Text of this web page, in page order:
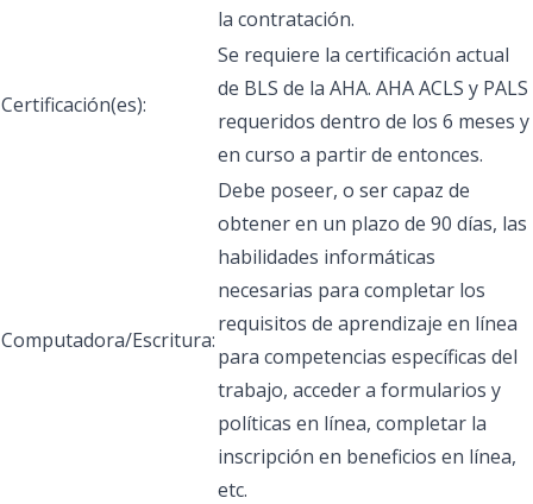
la contratación.
Certificación(es):
Se requiere la certificación actual
de BLS de la AHA. AHA ACLS y PALS
requeridos dentro de los 6 meses y
en curso a partir de entonces.
Computadora/Escritura:
Debe poseer, o ser capaz de
obtener en un plazo de 90 días, las
habilidades informáticas
necesarias para completar los
requisitos de aprendizaje en línea
para competencias específicas del
trabajo, acceder a formularios y
políticas en línea, completar la
inscripción en beneficios en línea,
etc.